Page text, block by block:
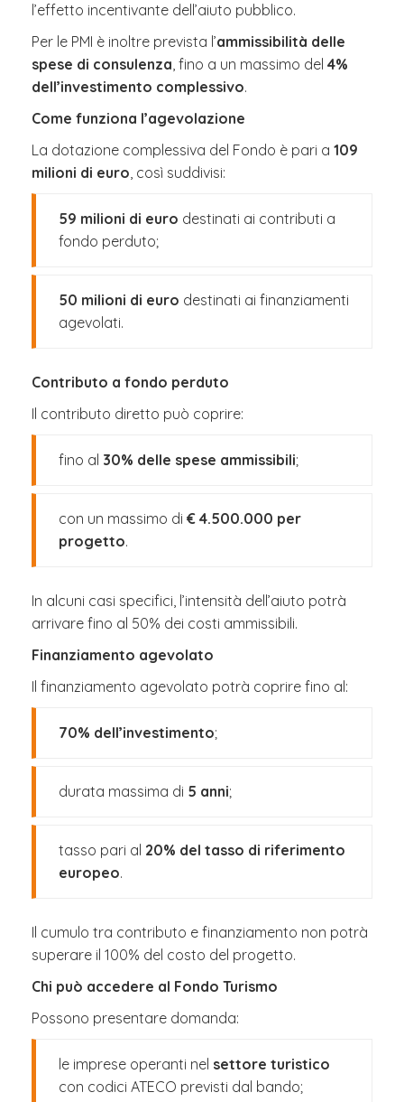
l’effetto incentivante dell’aiuto pubblico.
Per le PMI è inoltre prevista l’ammissibilità delle
spese di consulenza, fino a un massimo del 4%
dell’investimento complessivo.
Come funziona l’agevolazione
La dotazione complessiva del Fondo è pari a 109
milioni di euro, così suddivisi:
59 milioni di euro destinati ai contributi a
fondo perduto;
50 milioni di euro destinati ai finanziamenti
agevolati.
Contributo a fondo perduto
Il contributo diretto può coprire:
fino al 30% delle spese ammissibili;
con un massimo di € 4.500.000 per
progetto.
In alcuni casi specifici, l’intensità dell’aiuto potrà
arrivare fino al 50% dei costi ammissibili.
Finanziamento agevolato
Il finanziamento agevolato potrà coprire fino al:
70% dell’investimento;
durata massima di 5 anni;
tasso pari al 20% del tasso di riferimento
europeo.
Il cumulo tra contributo e finanziamento non potrà
superare il 100% del costo del progetto.
Chi può accedere al Fondo Turismo
Possono presentare domanda:
le imprese operanti nel settore turistico
con codici ATECO previsti dal bando;